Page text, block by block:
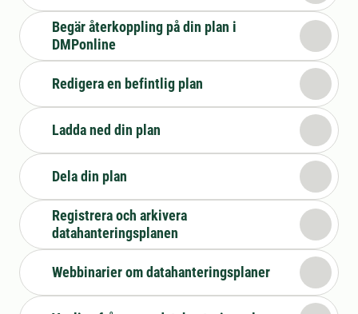
Begär återkoppling på din plan i
DMPonline
Redigera en befintlig plan
Ladda ned din plan
Dela din plan
Registrera och arkivera
datahanteringsplanen
Webbinarier om datahanteringsplaner